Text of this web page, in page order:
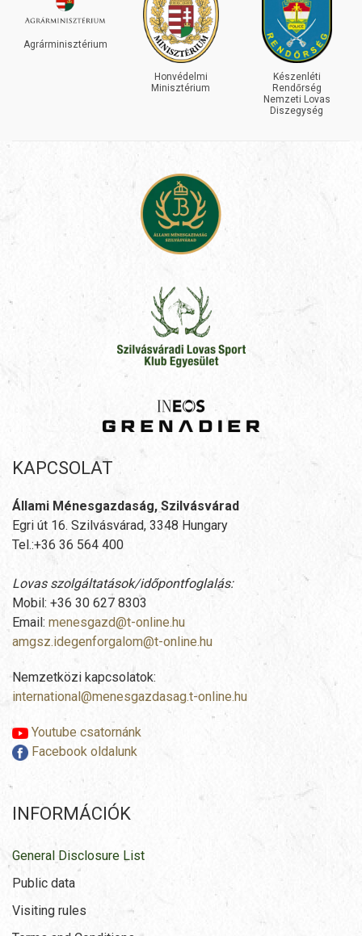
Agrárminisztérium
Honvédelmi
Minisztérium
Készenléti
Rendőrség
Nemzeti Lovas
Diszegység
KAPCSOLAT
Állami Ménesgazdaság, Szilvásvárad
Egri út 16. Szilvásvárad, 3348 Hungary
Tel.:+36 36 564 400
Lovas szolgáltatások/időpontfoglalás:
Mobil: +36 30 627 8303
Email: menesgazd@t-online.hu
amgsz.idegenforgalom@t-online.hu
Nemzetközi kapcsolatok:
international@menesgazdasag.t-online.hu
Youtube csatornánk
Facebook oldalunk
INFORMÁCIÓK
General Disclosure List
Public data
Visiting rules